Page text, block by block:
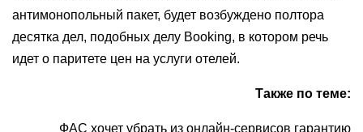
антимонопольный пакет, будет возбуждено полтора
десятка дел, подобных делу Booking, в котором речь
идет о паритете цен на услуги отелей.
Также по теме:
ФАС хочет убрать из онлайн-сервисов гарантию